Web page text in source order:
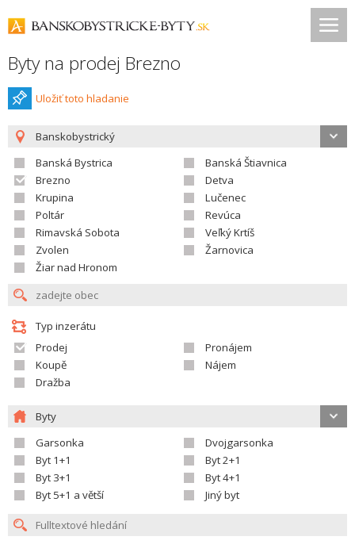
Byty na prodej Brezno
Uložiť toto hladanie
Banskobystrický
Banská Bystrica
Banská Štiavnica
Brezno
Detva
Krupina
Lučenec
Poltár
Revúca
Rimavská Sobota
Veľký Krtíš
Zvolen
Žarnovica
Žiar nad Hronom
Typ inzerátu
Prodej
Pronájem
Koupě
Nájem
Dražba
Byty
Garsonka
Dvojgarsonka
Byt 1+1
Byt 2+1
Byt 3+1
Byt 4+1
Byt 5+1 a větší
Jiný byt